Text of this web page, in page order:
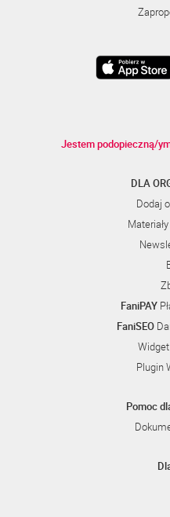
Jestem podopieczną/
DLA
Dodaj
FaniPAY
FaniSEO
Plugin
Pomoc